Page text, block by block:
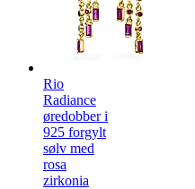
Rio
Radiance
øredobber i
925 forgylt
sølv med
rosa
zirkonia